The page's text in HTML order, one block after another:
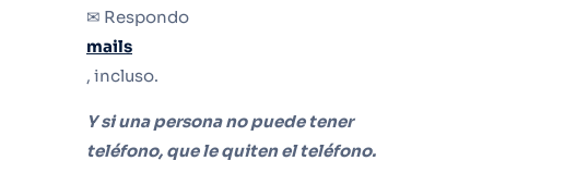
✉ Respondo
mails
, incluso.
Y si una persona no puede tener
teléfono, que le quiten el teléfono.